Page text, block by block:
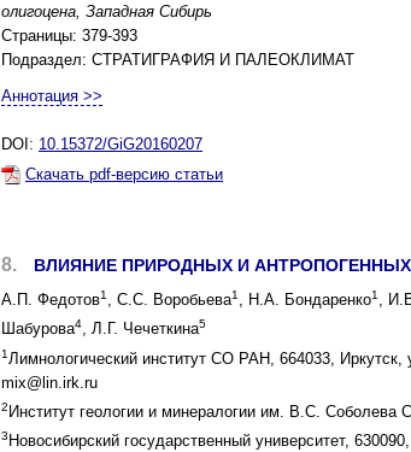
олигоцена, Западная Сибирь
Страницы: 379-393
Подраздел: СТРАТИГРАФИЯ И ПАЛЕОКЛИМАТ
Аннотация >>
DOI: 10.15372/GiG20160207
Скачать pdf-версию статьи
8. ВЛИЯНИЕ ПРИРОДНЫХ И
А.П. Федотов1 , С.С. Воробьева1 , Н.А. Бондаренко1 ,
Шабурова4, Л.Г. Чечеткина5
1 Лимнологический институт СО РАН, 664033, Иркутск,
mix@lin.irk.ru
2 Институт геологии и минералогии им. В.С.
3 Новосибирский государственный университет,